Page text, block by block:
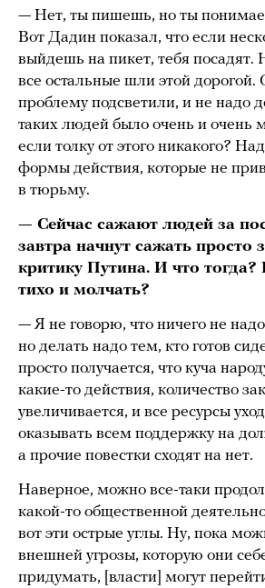
— Нет, ты пишешь, но ты
Вот Дадин показал, что если
выйдешь на пикет, тебя посадят.
все остальные шли этой дорогой.
проблему подсветили, и не надо
таких людей было очень и очень
если толку от этого никакого?
формы действия, которые не
в тюрьму.
— Сейчас сажают людей за
завтра начнут сажать просто
критику Путина. И что тогда?
тихо и молчать?
— Я не говорю, что ничего не
но делать надо тем, кто готов
просто получается, что куча
какие-то действия, количество
увеличивается, и все ресурсы
оказывать всем поддержку на
а прочие повестки сходят на нет.
Наверное, можно все-таки
какой-то общественной
вот эти острые углы. Ну, пока
внешней угрозы, которую они
придумать, [власти] могут